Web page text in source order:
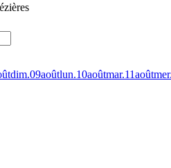
dim.09aoûtlun.10aoûtmar.11août